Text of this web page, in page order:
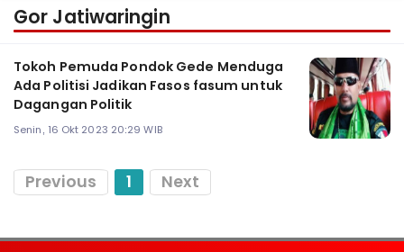
Gor Jatiwaringin
Tokoh Pemuda Pondok Gede Menduga
Ada Politisi Jadikan Fasos fasum untuk
Dagangan Politik
Senin, 16 Okt 2023 20:29 WIB
Previous 1 Next